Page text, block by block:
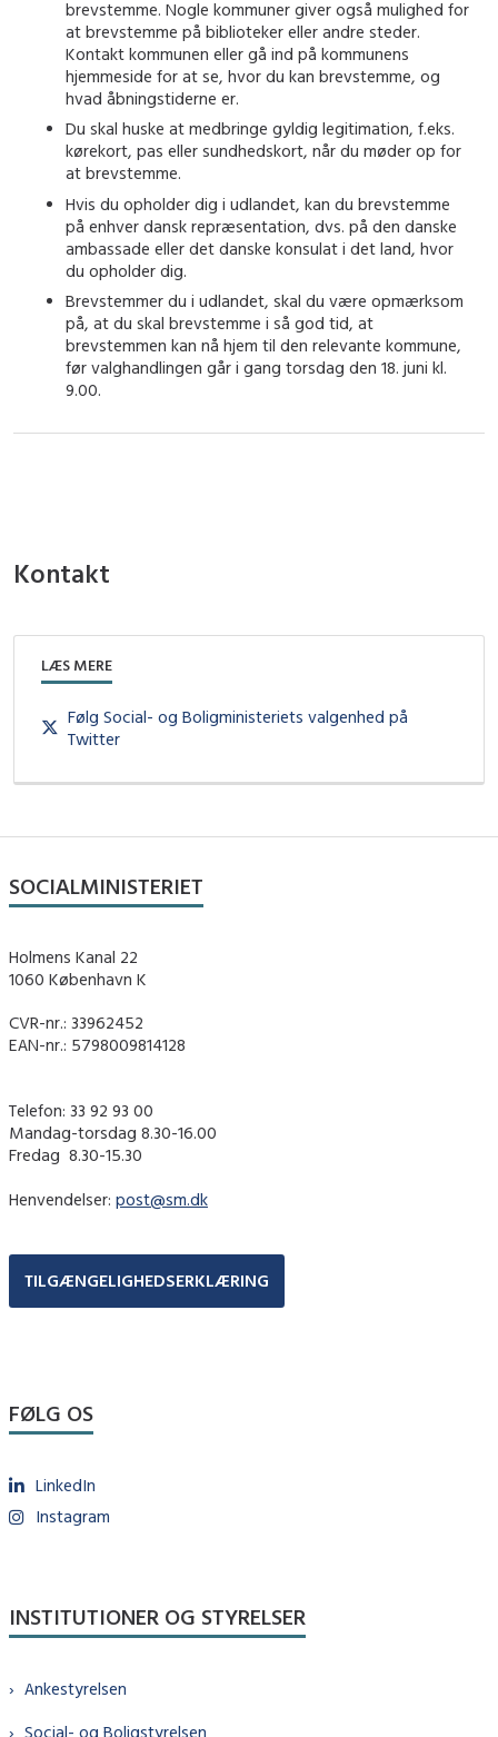
brevstemme. Nogle kommuner giver også mulighed for
at brevstemme på biblioteker eller andre steder.
Kontakt kommunen eller gå ind på kommunens
hjemmeside for at se, hvor du kan brevstemme, og
hvad åbningstiderne er.
Du skal huske at medbringe gyldig legitimation, f.eks.
kørekort, pas eller sundhedskort, når du møder op for
at brevstemme.
Hvis du opholder dig i udlandet, kan du brevstemme
på enhver dansk repræsentation, dvs. på den danske
ambassade eller det danske konsulat i det land, hvor
du opholder dig.
Brevstemmer du i udlandet, skal du være opmærksom
på, at du skal brevstemme i så god tid, at
brevstemmen kan nå hjem til den relevante kommune,
før valghandlingen går i gang torsdag den 18. juni kl.
9.00.
Kontakt
LÆS MERE
Følg Social- og Boligministeriets valgenhed på
Twitter
SOCIALMINISTERIET
Holmens Kanal 22
1060 København K
CVR-nr.: 33962452
EAN-nr.: 5798009814128
Telefon: 33 92 93 00
Mandag-torsdag 8.30-16.00
Fredag ​ 8.30-15.30
Henvendelser: post@sm.dk
TILGÆNGELIGHEDSERKLÆRING
FØLG OS
LinkedIn
Instagram
INSTITUTIONER OG STYRELSER
Ankestyrelsen
Social- og Boligstyrelsen